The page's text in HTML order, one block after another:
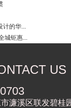
计的华...
城钜惠...
US
濂溪区联发碧桂